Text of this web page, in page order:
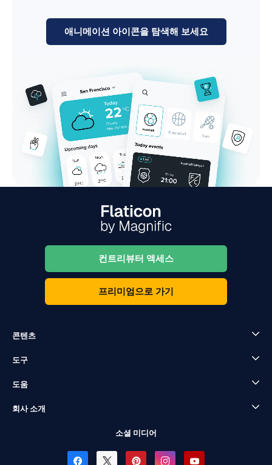
애니메이션 아이콘을 탐색해 보세요
컨트리뷰터 액세스
프리미엄으로 가기
콘텐츠
도구
도움
회사 소개
소셜 미디어